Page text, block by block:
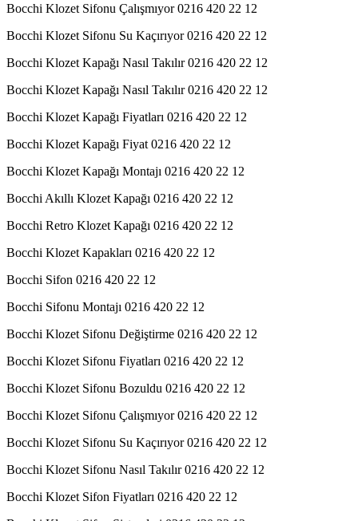
Bocchi Klozet Sifonu Çalışmıyor 0216 420 22 12
Bocchi Klozet Sifonu Su Kaçırıyor 0216 420 22 12
Bocchi Klozet Kapağı Nasıl Takılır 0216 420 22 12
Bocchi Klozet Kapağı Nasıl Takılır 0216 420 22 12
Bocchi Klozet Kapağı Fiyatları 0216 420 22 12
Bocchi Klozet Kapağı Fiyat 0216 420 22 12
Bocchi Klozet Kapağı Montajı 0216 420 22 12
Bocchi Akıllı Klozet Kapağı 0216 420 22 12
Bocchi Retro Klozet Kapağı 0216 420 22 12
Bocchi Klozet Kapakları 0216 420 22 12
Bocchi Sifon 0216 420 22 12
Bocchi Sifonu Montajı 0216 420 22 12
Bocchi Klozet Sifonu Değiştirme 0216 420 22 12
Bocchi Klozet Sifonu Fiyatları 0216 420 22 12
Bocchi Klozet Sifonu Bozuldu 0216 420 22 12
Bocchi Klozet Sifonu Çalışmıyor 0216 420 22 12
Bocchi Klozet Sifonu Su Kaçırıyor 0216 420 22 12
Bocchi Klozet Sifonu Nasıl Takılır 0216 420 22 12
Bocchi Klozet Sifon Fiyatları 0216 420 22 12